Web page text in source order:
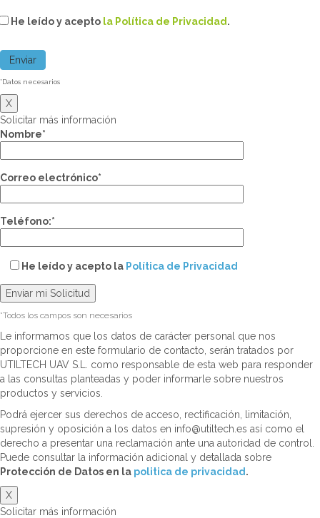
He leído y acepto la Política de Privacidad .
*Datos necesarios
X
Solicitar más información
Nombre*
Correo electrónico*
Teléfono:*
He leído y acepto la Política de Privacidad
*Todos los campos son necesarios
Le informamos que los datos de carácter personal que nos
proporcione en este formulario de contacto, serán tratados por
UTILTECH UAV S.L. como responsable de esta web para responder
a las consultas planteadas y poder informarle sobre nuestros
productos y servicios.
Podrá ejercer sus derechos de acceso, rectificación, limitación,
supresión y oposición a los datos en info@utiltech.es así como el
derecho a presentar una reclamación ante una autoridad de control.
Puede consultar la información adicional y detallada sobre
Protección de Datos en la politica de privacidad .
X
Solicitar más información